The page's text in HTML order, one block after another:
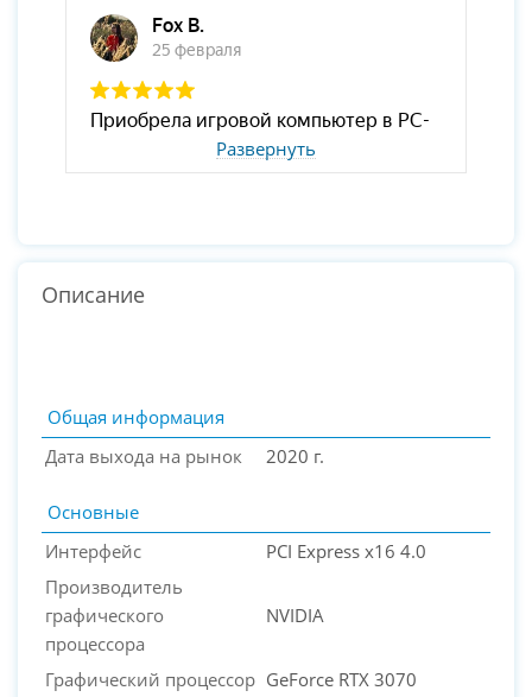
PC-Arena на карте Москвы — Яндекс Карты
Развернуть
Описание
Общая информация
Дата выхода на рынок
2020 г.
Основные
Интерфейс
PCI Express x16 4.0
Производитель
графического
процессора
NVIDIA
Графический процессор GeForce RTX 3070